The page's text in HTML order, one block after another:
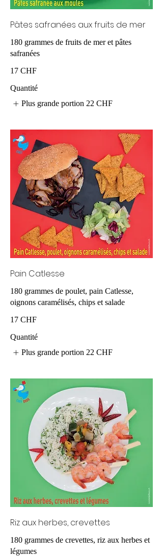
Pâtes safranées aux fruits de mer
180 grammes de fruits de mer et pâtes
safranées
17 CHF
Quantité
Plus grande portion 22 CHF
Pain Catlesse
180 grammes de poulet, pain Catlesse,
oignons caramélisés, chips et salade
17 CHF
Quantité
Plus grande portion 22 CHF
Riz aux herbes, crevettes
180 grammes de crevettes, riz aux herbes et
légumes